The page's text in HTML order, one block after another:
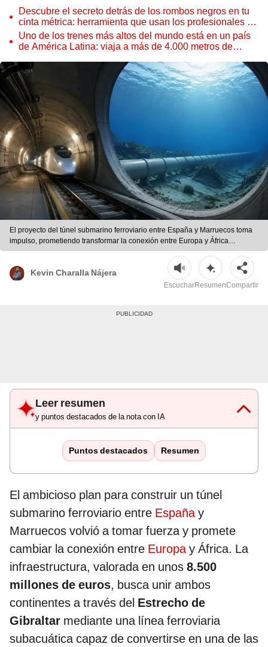
Descubre el secreto detrás de los rombos negros en tu
cinta métrica: herramienta que usan los profesionales de
la construcción en el mundo
Uno de los trenes más altos del mundo está en un país
de América Latina: viaja a más de 4.000 metros de
El proyecto del túnel submarino ferroviario entre España y Marruecos toma
impulso, prometiendo transformar la conexión entre Europa y África
mediante una obra de ingeniería valorada en 8.500 millones de euros. |
Kevin Charalla Nájera
EscucharResumenCompartir
Leer resumen
y puntos destacados de la nota con IA
Puntos destacados Resumen
El ambicioso plan para construir un túnel
submarino ferroviario entre Españay
Marruecos volvió a tomar fuerza y promete
cambiar la conexión entre Europay África. La
infraestructura, valorada en unos 8.500
millones de euros, busca unir ambos
continentes a través del Estrecho de
Gibraltar mediante una línea ferroviaria
subacuática capaz de convertirse en una de las